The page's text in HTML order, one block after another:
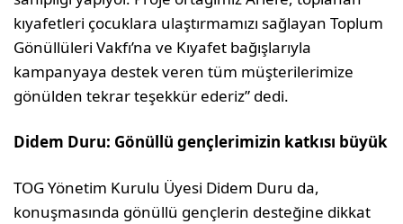
kıyafetleri çocuklara ulaştırmamızı sağlayan Toplum
Gönüllüleri Vakfı’na ve Kıyafet bağışlarıyla
kampanyaya destek veren tüm müşterilerimize
gönülden tekrar teşekkür ederiz” dedi.
Didem Duru: Gönüllü gençlerimizin katkısı büyük
TOG Yönetim Kurulu Üyesi Didem Duru da,
konuşmasında gönüllü gençlerin desteğine dikkat